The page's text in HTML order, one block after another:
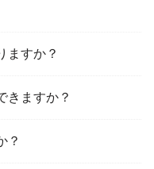
ますか？
きますか？
？